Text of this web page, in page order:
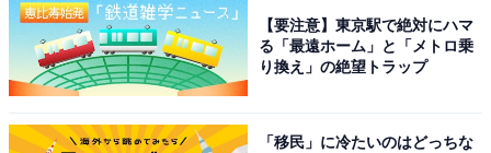
【要注意】東京駅で絶対にハマ
る「最遠ホーム」と「メトロ乗
り換え」の絶望トラップ
「移民」に冷たいのはどっちな